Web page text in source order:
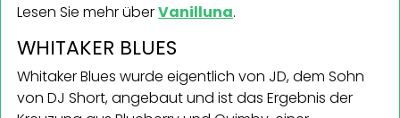
Lesen Sie mehr überVanilluna.
WHITAKER BLUES
Whitaker Blues wurde eigentlich von JD, dem Sohn
von DJ Short, angebaut und ist das Ergebnis der